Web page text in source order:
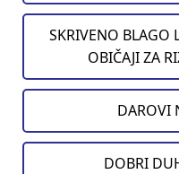
SKRIVENO BLAGO
OBIČAJI ZA
DAROVI
DOBRI